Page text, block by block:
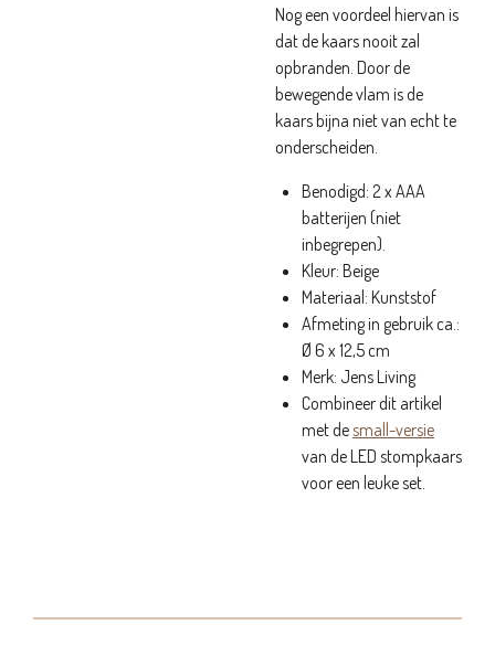
Nog een voordeel hiervan is
dat de kaars nooit zal
opbranden. Door de
bewegende vlam is de
kaars bijna niet van echt te
onderscheiden.
Benodigd: 2 x AAA
batterijen (niet
inbegrepen).
Kleur: Beige
Materiaal: Kunststof
Afmeting in gebruik ca.:
Ø 6 x 12,5 cm
Merk: Jens Living
Combineer dit artikel
met desmall-versie
van de LED stompkaars
voor een leuke set.